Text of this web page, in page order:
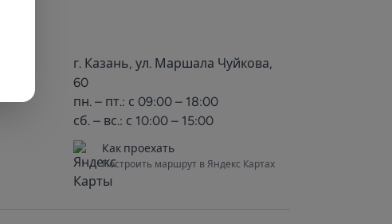
г. Казань, ул. Маршала Чуйкова,
60
пн. – пт.: с 09:00 – 18:00
сб. – вс.: с 10:00 – 15:00
Как проехать
Построить маршрут в Яндекс Картах